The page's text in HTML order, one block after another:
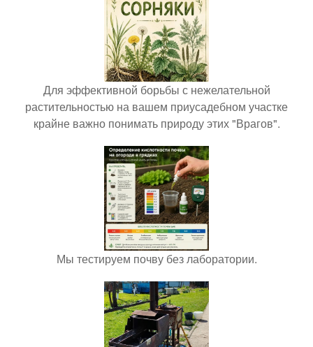
Для эффективной борьбы с нежелательной
растительностью на вашем приусадебном участке
крайне важно понимать природу этих "Врагов".
Мы тестируем почву без лаборатории.